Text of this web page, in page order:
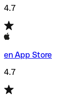
4.7
en App Store
4.7